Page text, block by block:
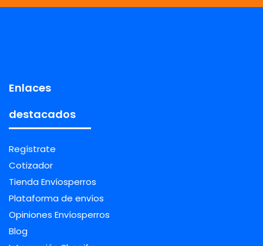
Enlaces
destacados
Regístrate
Cotizador
Tienda Envíosperros
Plataforma de envíos
Opiniones Envíosperros
Blog